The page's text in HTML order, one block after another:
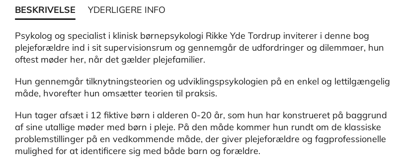
BESKRIVELSE YDERLIGERE INFO
Psykolog og specialist i klinisk børnepsykologi Rikke Yde Tordrup inviterer i denne bog
plejeforældre ind i sit supervisionsrum og gennemgår de udfordringer og dilemmaer, hun
oftest møder her, når det gælder plejefamilier.
Hun gennemgår tilknytningsteorien og udviklingspsykologien på en enkel og lettilgængelig
måde, hvorefter hun omsætter teorien til praksis.
Hun tager afsæt i 12 fiktive børn i alderen 0-20 år, som hun har konstrueret på baggrund
af sine utallige møder med børn i pleje. På den måde kommer hun rundt om de klassiske
problemstillinger på en vedkommende måde, der giver plejeforældre og fagprofessionelle
mulighed for at identificere sig med både barn og forældre.